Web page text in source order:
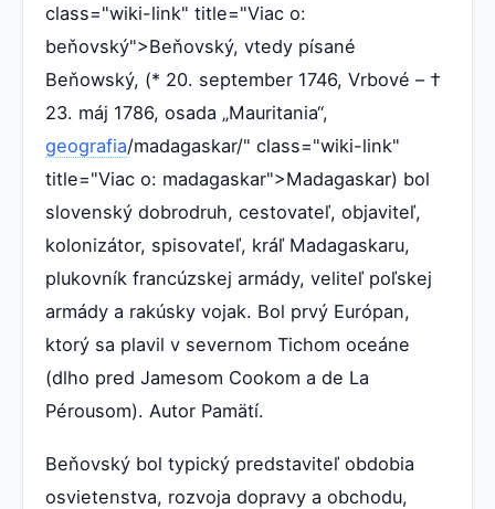
class="wiki-link" title="Viac o:
beňovský">Beňovský, vtedy písané
Beňowský, (* 20. september 1746, Vrbové – †
23. máj 1786, osada „Mauritania“,
geografia/madagaskar/" class="wiki-link"
title="Viac o: madagaskar">Madagaskar) bol
slovenský dobrodruh, cestovateľ, objaviteľ,
kolonizátor, spisovateľ, kráľ Madagaskaru,
plukovník francúzskej armády, veliteľ poľskej
armády a rakúsky vojak. Bol prvý Európan,
ktorý sa plavil v severnom Tichom oceáne
(dlho pred Jamesom Cookom a de La
Pérousom). Autor Pamätí.
Beňovský bol typický predstaviteľ obdobia
osvietenstva, rozvoja dopravy a obchodu,